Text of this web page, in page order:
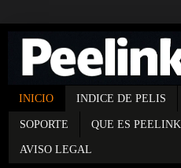
INICIO INDICE DE PELIS
SOPORTE QUE ES PEELINK
AVISO LEGAL